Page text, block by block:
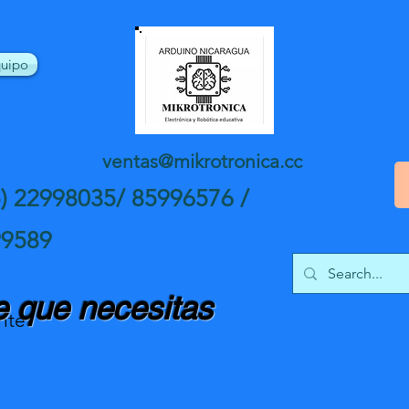
22998035/ 85996576 /
ventas@mikrotronica.cc
que necesitas